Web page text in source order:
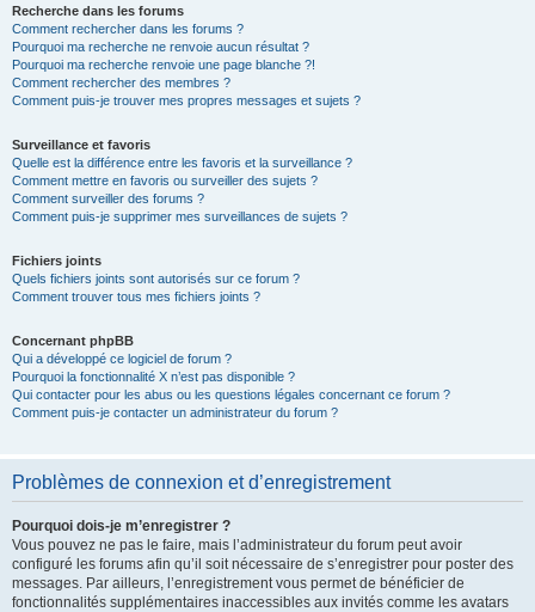
Recherche dans les forums
Comment rechercher dans les forums ?
Pourquoi ma recherche ne renvoie aucun résultat ?
Pourquoi ma recherche renvoie une page blanche ?!
Comment rechercher des membres ?
Comment puis-je trouver mes propres messages et sujets ?
Surveillance et favoris
Quelle est la différence entre les favoris et la surveillance ?
Comment mettre en favoris ou surveiller des sujets ?
Comment surveiller des forums ?
Comment puis-je supprimer mes surveillances de sujets ?
Fichiers joints
Quels fichiers joints sont autorisés sur ce forum ?
Comment trouver tous mes fichiers joints ?
Concernant phpBB
Qui a développé ce logiciel de forum ?
Pourquoi la fonctionnalité X n’est pas disponible ?
Qui contacter pour les abus ou les questions légales concernant ce forum ?
Comment puis-je contacter un administrateur du forum ?
Problèmes de connexion et d’enregistrement
Pourquoi dois-je m’enregistrer ?
Vous pouvez ne pas le faire, mais l’administrateur du forum peut avoir
configuré les forums afin qu’il soit nécessaire de s’enregistrer pour poster des
messages. Par ailleurs, l’enregistrement vous permet de bénéficier de
fonctionnalités supplémentaires inaccessibles aux invités comme les avatars